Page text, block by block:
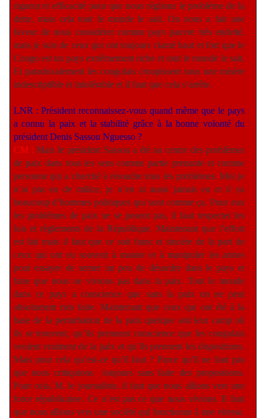
rigueur et efficacité pour que nous réglions le problème de la
dette, mais cela tout le monde le sait. On nous a fait une
faveur de nous considérer comme pays pauvre très endetté,
mais je suis de ceux qui ont toujours clamé haut et fort que le
Congo est un pays extrêmement riche et tout le monde le sait.
Et paradoxalement les congolais croupissent sous une misère
indescriptible et intolérable et il faut que cela s’arrête.
LNR : Président reconnaissez-vous quand même que le pays
a connu la paix et la stabilité grâce à la bonne volonté du
président Denis Sassou Nguesso ?
CM : Mais le président Sassou a été au centre des problèmes
de paix dans tous les sens comme partie prenante et comme
personne qui a cherché à résoudre tous les problèmes. Moi je
n’ai pas eu de milice, je n’en ai aussi jamais eu et il ya
beaucoup d’hommes politiques qui sont comme ça. Pour eux
les problèmes de paix ne se posent pas, il faut respecter les
lois et règlements de la République. Maintenant que l’effort
est fait mais il faut que ce soit franc et sincère de la part de
ceux qui ont eu souvent à manier et à manipuler les armes
pour essayer de semer un peu de désordre dans le pays et
faire que nous ne vivions pas dans la paix. Tout le monde
dans ce pays a conscience que sans la paix on ne peut
absolument rien faire. Maintenant que ceux qui ont été à la
base de la perturbation de la paix quelque soit leur camp où
ils se trouvent, qu’ils prennent conscience que les congolais
veulent vraiment de la paix et qu’ils prennent les dispositions.
Mais pour cela qu’est-ce qu’il faut ? Parce qu’il ne faut pas
que nous critiquions
toujours sans faire des propositions.
Pour cela, M. le journaliste, il faut que nous allions vers une
force républicaine. Ce n’est pas ce que nous vivions. Il faut
que nous allions vers une société qui fonctionne à une vitesse.